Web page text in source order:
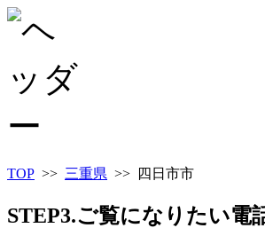
TOP >> 三重県 >> 四日市市
STEP3.ご覧になりたい